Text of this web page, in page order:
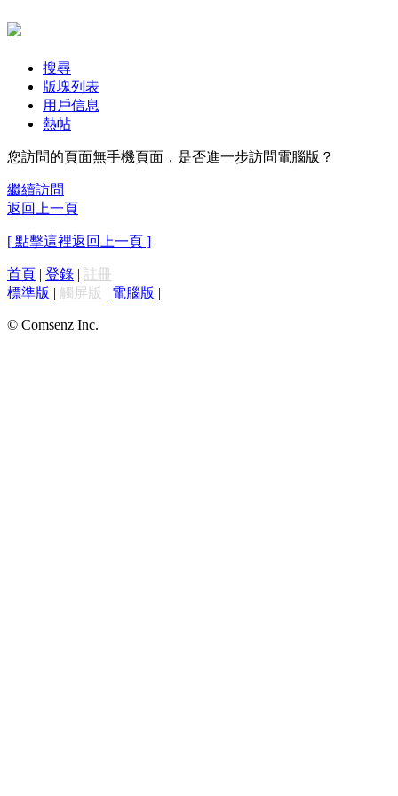
搜尋
版塊列表
用戶信息
熱帖
您訪問的頁面無手機頁面，是否進一步訪問電腦版？
繼續訪問
返回上一頁
[ 點擊這裡返回上一頁 ]
首頁 | 登錄 | 註冊
標準版 | 觸屏版 | 電腦版 |
© Comsenz Inc.